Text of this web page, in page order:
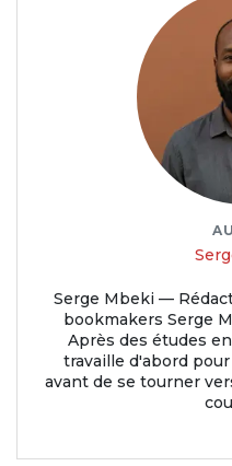
Serge Mbeki —
bookmakers Serge
Après des études
travaille d'abord
avant de se tourner